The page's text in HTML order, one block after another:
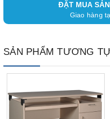
ĐẶT MUA
Giao hàng
SẢN PHẨM TƯƠNG